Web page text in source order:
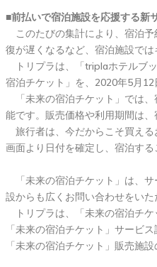
■前払いで宿泊施設を応援する新
このたびの集計により、宿泊予
復が遅くなるなど、宿泊施設で
トリプラは、「triplaホテルブ
宿泊チケット」を、2020年5月12
「未来の宿泊チケット」では、
能です。販売価格や利用期間は
旅行者は、今だからこそ買える
画面より日付を確定し、宿泊する
「未来の宿泊チケット」は、サ
設からも広くお問い合わせをいた
トリプラは、「未来の宿泊チケ
「未来の宿泊チケット」サービス
「未来の宿泊チケット」販売施